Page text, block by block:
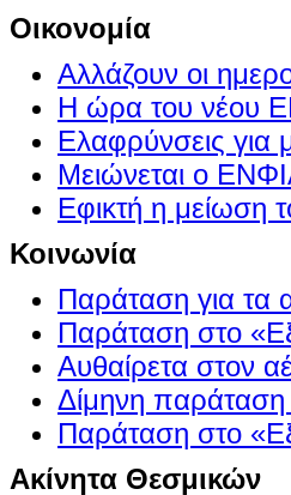
Οικονομία
Αλλάζουν οι
Η ώρα του νέου
Ελαφρύνσεις για
Μειώνεται ο
Εφικτή η μείωση
Κοινωνία
Παράταση για τα
Παράταση στο
Αυθαίρετα στον
Δίμηνη παράταση
Παράταση στο
Ακίνητα Θεσμικών